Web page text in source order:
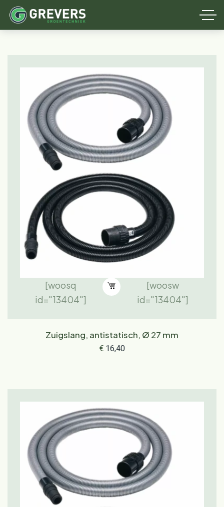
[woosq
id="13404"]
[woosw
id="13404"]
Zuigslang, antistatisch, Ø 27 mm
€16,40